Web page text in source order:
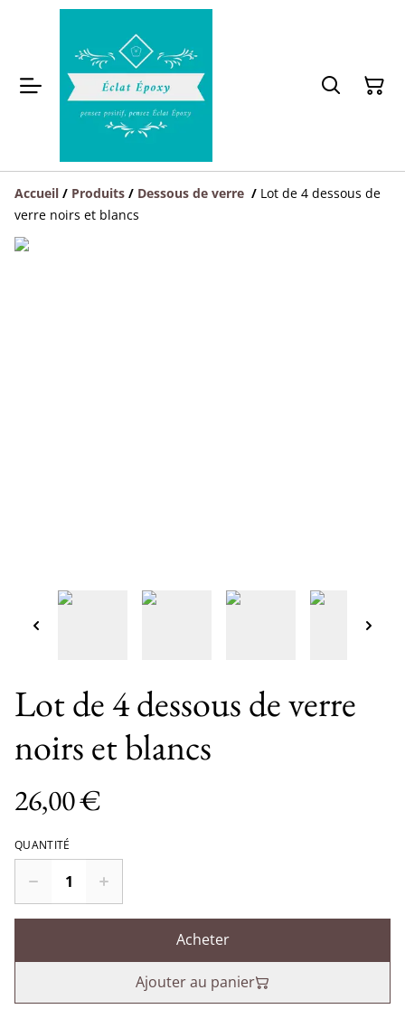
Accueil / Produits / Dessous de verre / Lot de 4 dessous de
verre noirs et blancs
Lot de 4 dessous de verre
noirs et blancs
26,00 €
QUANTITÉ
Acheter
Ajouter au panier